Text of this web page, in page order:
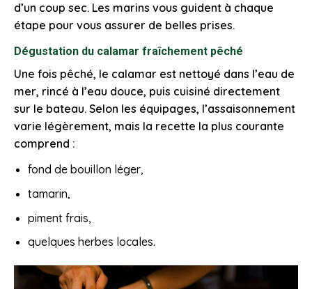
d’un coup sec. Les marins vous guident à chaque
étape pour vous assurer de belles prises.
Dégustation du calamar fraîchement pêché
Une fois pêché, le calamar est nettoyé dans l’eau de
mer, rincé à l’eau douce, puis cuisiné directement
sur le bateau. Selon les équipages, l’assaisonnement
varie légèrement, mais la recette la plus courante
comprend :
fond de bouillon léger,
tamarin,
piment frais,
quelques herbes locales.